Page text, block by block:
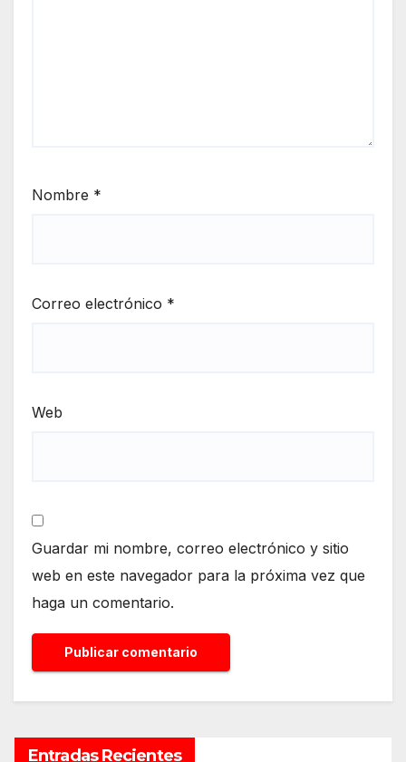
Nombre *
Correo electrónico *
Web
Guardar mi nombre, correo electrónico y sitio
web en este navegador para la próxima vez que
haga un comentario.
Entradas Recientes